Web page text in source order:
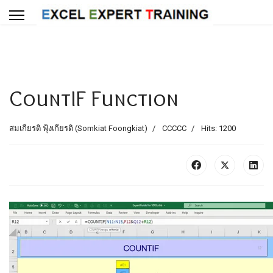
CountIF Function
สมเกียรติ ฟุ้งเกียรติ (Somkiat Foongkiat) CCCCC Hits: 1200